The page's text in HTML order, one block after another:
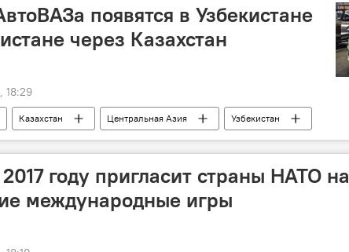
появятся в Узбекистане
через Казахстан
18:29
Казахстан Центральная Азия
Узбекистан
новости
Таджикистан Транспорт
году пригласит страны НАТО на
международные игры